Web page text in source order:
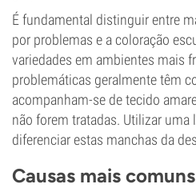
É fundamental distinguir entre
por problemas e a coloração
variedades em ambientes mais
problemáticas geralmente têm
acompanham-se de tecido
não forem tratadas. Utilizar uma
diferenciar estas manchas da
Causas mais comuns